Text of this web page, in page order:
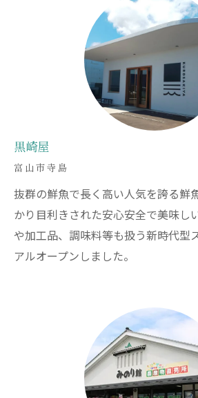
黒崎屋
富山市寺島
抜群の鮮魚で長く高い人気を誇る鮮
かり目利きされた安心安全で美味し
や加工品、調味料等も扱う新時代型
アルオープンしました。